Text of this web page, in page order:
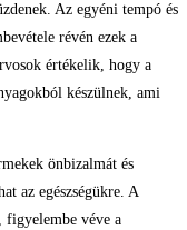
Az egyéni tempó és
révén ezek a
értékelik, hogy a
készülnek, ami
önbizalmát és
az egészségükre. A
figyelembe véve a